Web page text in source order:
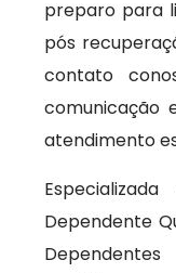
preparo para
pós
contato
comunicação
atendimento
Dependente